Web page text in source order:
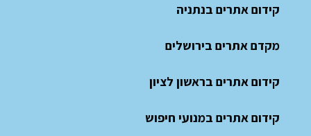
קידום אתרים בנתניה
מקדם אתרים בירושלים
קידום אתרים בראשון לציון
קידום אתרים במנועי חיפוש